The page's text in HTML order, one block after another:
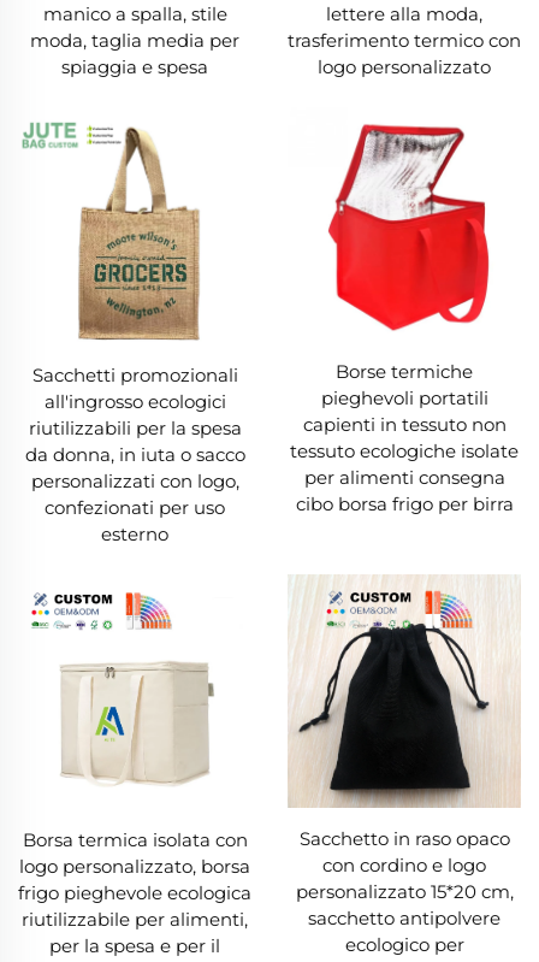
manico a spalla, stile
moda, taglia media per
spiaggia e spesa
lettere alla moda,
trasferimento termico con
logo personalizzato
Sacchetti promozionali
all'ingrosso ecologici
riutilizzabili per la spesa
da donna, in iuta o sacco
personalizzati con logo,
confezionati per uso
esterno
Borse termiche
pieghevoli portatili
capienti in tessuto non
tessuto ecologiche isolate
per alimenti consegna
cibo borsa frigo per birra
Borsa termica isolata con
logo personalizzato, borsa
frigo pieghevole ecologica
riutilizzabile per alimenti,
per la spesa e per il
Sacchetto in raso opaco
con cordino e logo
personalizzato 15*20 cm,
sacchetto antipolvere
ecologico per